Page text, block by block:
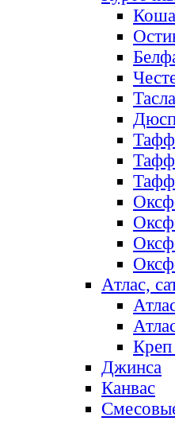
Атлас,
Креп
Джинса
Канвас